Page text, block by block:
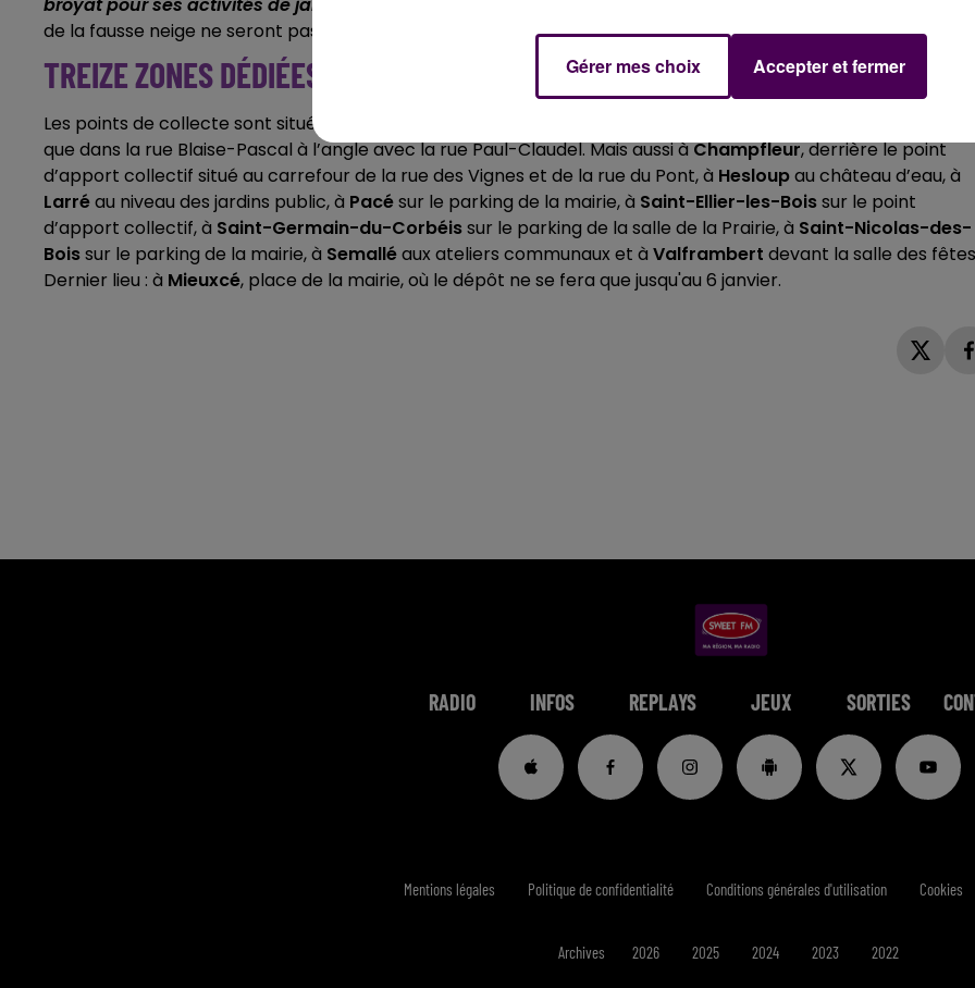
de la fausse neige ne seront pas acceptés. En outre, on doit au préalable penser à enlever la décoration.
TREIZE ZONES DÉDIÉES
Les points de collecte sont situés à
que dans la rue Blaise-Pascal à l’angle avec la rue Paul-Claudel. Mais aussi àChampfleur, derrière le point
d’apport collectif situé au carrefour de la rue des Vignes et de la rue du Pont, à Hesloupau château d’eau, à
Larréau niveau des jardins public, à Pacésur le parking de la mairie, à Saint-Ellier-les-Boissur le point
d’apport collectif, à Saint-Germain-du-Corbéissur le parking de la salle de la Prairie, à Saint-Nicolas-des-
Boissur le parking de la mairie, à Semalléaux ateliers communaux et à Valframbert devant la salle des
Dernier lieu : à Mieuxcé, place de la mairie, où le dépôt ne se fera que jusqu'au 6 janvier.
RADIO INFOS REPLAYS JEUX SORTIES
Mentions légales Politique de confidentialité Conditions générales d'utilisation Cookies
Archives 2026 2025 2024 2023 2022
Gérer mes choix Accepter et fermer